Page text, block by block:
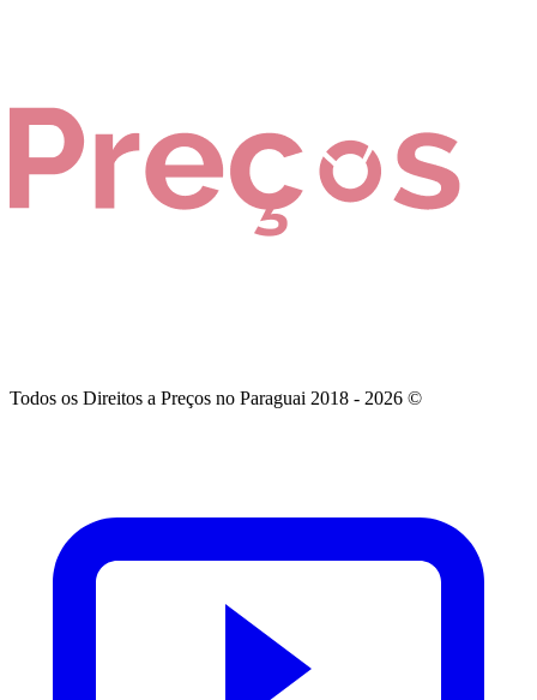
Todos os Direitos a Preços no Paraguai 2018 - 2026 ©